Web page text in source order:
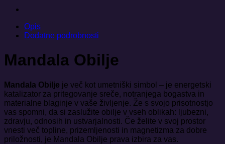
Opis
Dodatne podrobnosti
Mandala Obilje
Mandala Obilje je več kot umetniški simbol – je energetski
katalizator za pritegovanje sreče, notranjega bogastva in
materialne blaginje v vaše življenje. Že s svojo prisotnostjo
vas spomni, da si zaslužite obilje v vseh oblikah: ljubezni,
zdravju, odnosih in ustvarjalnosti. Če želite v svoj prostor
vnesti več topline, prizemljenosti in magnetizma za dobre
priložnosti, je Mandala Obilje prava izbira za vas.